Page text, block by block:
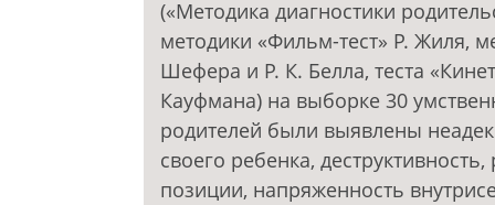
(«Методика диагностики
методики «Фильм-тест» Р. Жиля,
Шефера и Р. К. Белла, теста
Кауфмана) на выборке 30
родителей были выявлены
своего ребенка,
позиции, напряженность